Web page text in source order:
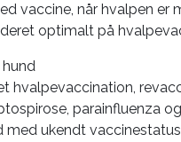
vaccine, når hvalpen er
optimalt på
hvalpevaccination,
parainfluenza
med ukendt